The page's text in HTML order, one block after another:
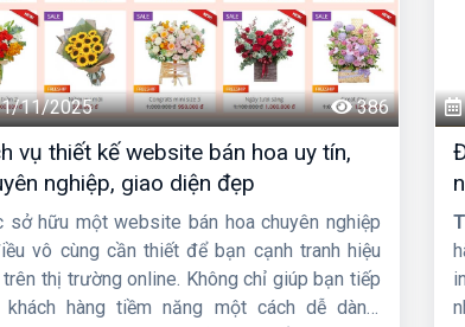
11/2025 386
vụ thiết kế website bán hoa uy tín,
nghiệp, giao diện đẹp
sở hữu một website bán hoa chuyên nghiệp
vô cùng cần thiết để bạn cạnh tranh hiệu
trên thị trường online. Không chỉ giúp bạn tiếp
khách hàng tiềm năng một cách dễ dàng,